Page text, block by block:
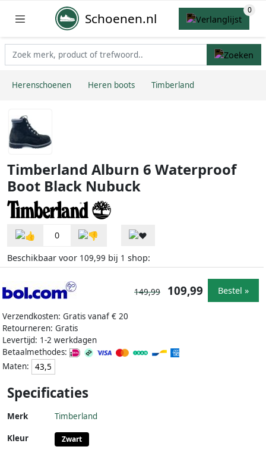
Schoenen.nl
Herenschoenen Heren boots Timberland
Timberland Alburn 6 Waterproof
Boot Black Nubuck
0
Beschikbaar voor 109,99 bij 1 shop:
Verzendkosten: Gratis vanaf € 20
Retourneren: Gratis
Levertijd: 1-2 werkdagen
Betaalmethodes:
Maten:
43,5
149,99 109,99 Bestel »
Specificaties
Merk Timberland
Kleur Zwart